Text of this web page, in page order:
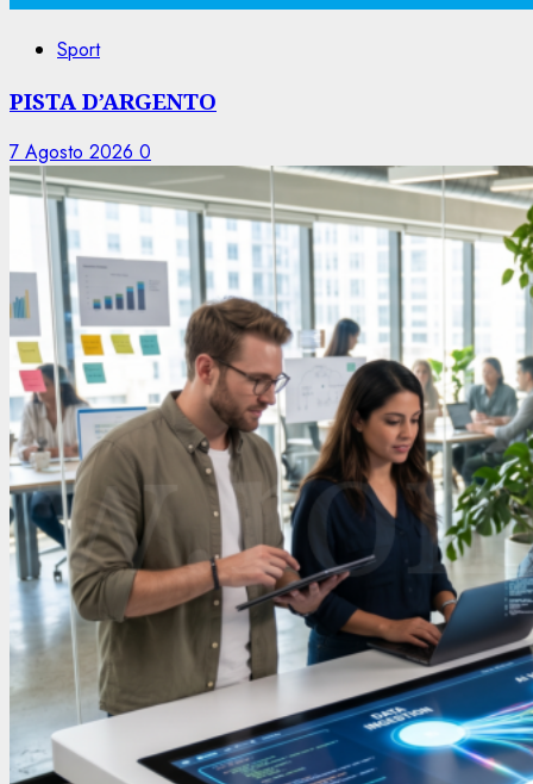
Sport
PISTA D’ARGENTO
7 Agosto 2026 0